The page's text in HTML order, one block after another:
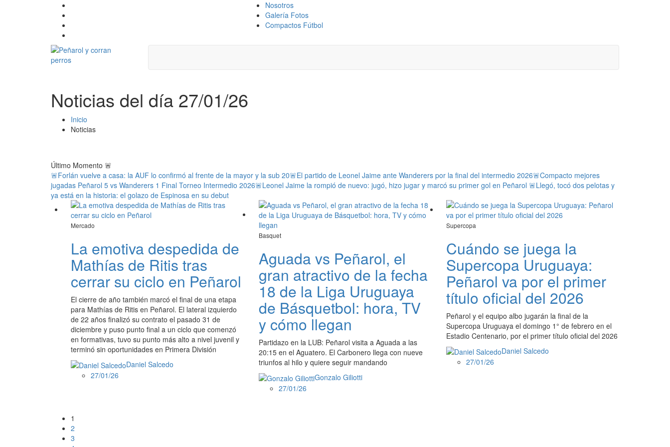
Nosotros
Galería Fotos
Compactos Fútbol
Noticias del día 27/01/26
Inicio
Noticias
Último Momento 🚨
🚨Forlán vuelve a casa: la AUF lo confirmó al frente de la mayor y la sub 20🚨El partido de Leonel Jaime ante Wanderers por la final del intermedio 2026🚨Compacto mejores
jugadas Peñarol 5 vs Wanderers 1 Final Torneo Intermedio 2026🚨Leonel Jaime la rompió de nuevo: jugó, hizo jugar y marcó su primer gol en Peñarol 🚨Llegó, tocó dos pelotas y
ya está en la historia: el golazo de Espinosa en su debut
Mercado
La emotiva despedida de
Mathías de Ritis tras
cerrar su ciclo en Peñarol
El cierre de año también marcó el final de una etapa
para Mathías de Ritis en Peñarol. El lateral izquierdo
de 22 años finalizó su contrato el pasado 31 de
diciembre y puso punto final a un ciclo que comenzó
en formativas, tuvo su punto más alto a nivel juvenil y
terminó sin oportunidades en Primera División
Daniel Salcedo
27/01/26
Basquet
Aguada vs Peñarol, el
gran atractivo de la fecha
18 de la Liga Uruguaya
de Básquetbol: hora, TV
y cómo llegan
Partidazo en la LUB: Peñarol visita a Aguada a las
20:15 en el Aguatero. El Carbonero llega con nueve
triunfos al hilo y quiere seguir mandando
Gonzalo Giliotti
27/01/26
Supercopa
Cuándo se juega la
Supercopa Uruguaya:
Peñarol va por el primer
título oficial del 2026
Peñarol y el equipo albo jugarán la final de la
Supercopa Uruguaya el domingo 1° de febrero en el
Estadio Centenario, por el primer título oficial del 2026
Daniel Salcedo
27/01/26
1
2
3